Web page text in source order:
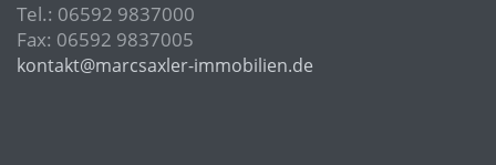
Tel.: 06592 9837000
Fax: 06592 9837005
kontakt@marcsaxler-immobilien.de